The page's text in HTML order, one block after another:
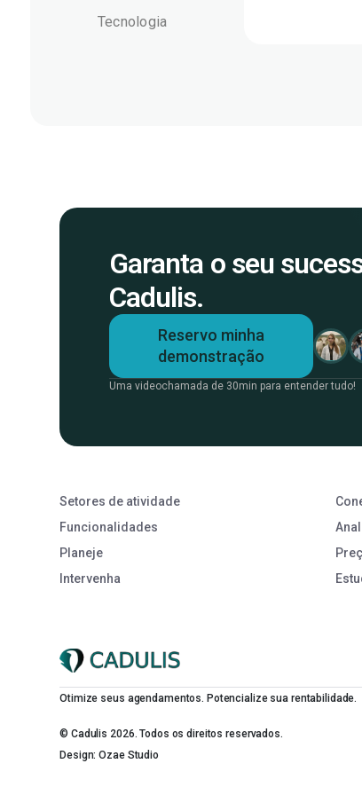
Tecnologia
Garanta o seu
Cadulis.
Reservo minha
demonstração
Uma videochamada de 30min para entender tudo!
Setores de atividade
Funcionalidades
Planeje
Intervenha
Otimize seus agendamentos. Potencialize sua rentabilidade.
© Cadulis 2026. Todos os direitos reservados.
Design: Ozae Studio